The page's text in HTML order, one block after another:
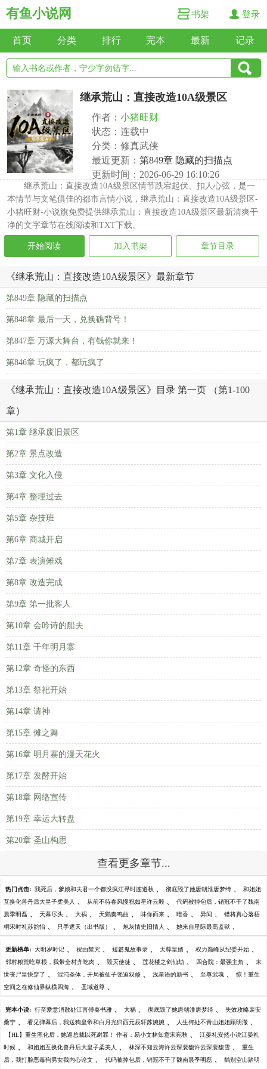
有鱼小说网 书架 登录
首页 分类 排行 完本 最新 记录
继承荒山：直接改造10A级景区
作者： 小猪旺财
状态：连载中
分类：修真武侠
最近更新： 第849章 隐藏的扫描点
更新时间：2026-06-29 16:10:26
继承荒山：直接改造10A级景区情节跌宕起伏、扣人心弦，是一
本情节与文笔俱佳的都市言情小说，继承荒山：直接改造10A级景区-
小猪旺财-小说旗免费提供继承荒山：直接改造10A级景区最新清爽干
净的文字章节在线阅读和TXT下载。
开始阅读 加入书架 章节目录
《继承荒山：直接改造10A级景区》最新章节
第849章 隐藏的扫描点
第848章 最后一天，兑换礁背号！
第847章 万源大舞台，有钱你就来！
第846章 玩疯了，都玩疯了
《继承荒山：直接改造10A级景区》目录 第一页 （第1-100
章）
第1章 继承废旧景区
第2章 景点改造
第3章 文化入侵
第4章 整理过去
第5章 杂技班
第6章 商城开启
第7章 表演傩戏
第8章 改造完成
第9章 第一批客人
第10章 会吟诗的船夫
第11章 千年明月寨
第12章 奇怪的东西
第13章 祭祀开始
第14章 请神
第15章 傩之舞
第16章 明月寨的漫天花火
第17章 发酵开始
第18章 网络宣传
第19章 幸运大转盘
第20章 圣山构思
查看更多章节...
热门点击: 我死后，爹娘和夫君一个都没疯江寻时连道秋 、 彻底毁了她唐朝淮唐梦绮 、 和姐姐
互换化兽丹后大皇子柔美人 、 从前不待春风慢祝如星许云毅 、 代码被掉包后，销冠不干了魏南
晨季明磊 、 天幕尽头 、 大祸 、 天鹅奏鸣曲 、 味你而来 、 暗香 、 异间 、 错将真心落梧
桐宋时礼苏韵怡 、 只手遮天（出书版） 、 炮灰情史旧情人 、 她来自星际最高监狱 、
更新榜单: 大明岁时记 、 祝由禁咒 、 短篇鬼故事录 、 天尊皇婿 、 权力巅峰从纪委开始 、
邻村粮荒吃草根，我带全村齐吃肉 、 毁灭使徒 、 莲花楼之剑仙劫 、 四合院：最强主角 、 末
世丧尸皇快穿了 、 混沌圣体，开局被仙子强迫双修 、 浅星语的新书 、 至尊武魂 、 惊！重生
空间之在修仙界纵横四海 、 圣域道尊 、
完本小说: 行至爱意消散处江言傅秦书雅 、 大祸 、 彻底毁了她唐朝淮唐梦绮 、 失效攻略裴安
桑宁 、 看见弹幕后，我送狗皇帝和白月光归西元辰轩苏婉婉 、 人生何处不青山姐姐顾明澈 、
【HL】重生黑化后，她逼总裁以死谢罪！ 作者：易小文林知意宋宛秋 、 江晏礼安然小说江晏礼
时候 、 和姐姐互换化兽丹后大皇子柔美人 、 林深不知云海许云琛裴馥许云琛裴馥雪 、 重生
后，我打脸恶毒狗男女我内心论文 、 代码被掉包后，销冠不干了魏南晨季明磊 、 鹤别空山踏明